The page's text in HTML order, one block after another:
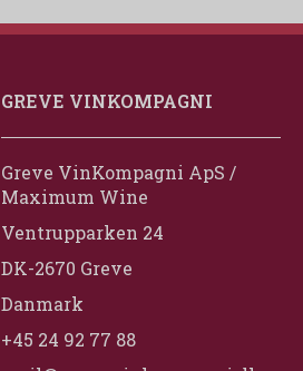
GREVE VINKOMPAGNI
Greve VinKompagni ApS /
Maximum Wine
Ventrupparken 24
DK-2670 Greve
Danmark
+45 24 92 77 88